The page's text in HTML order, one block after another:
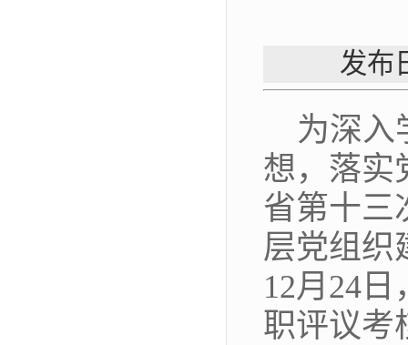
发
为深入
想，落实
省第十三
层党组织
12月24
职评议考